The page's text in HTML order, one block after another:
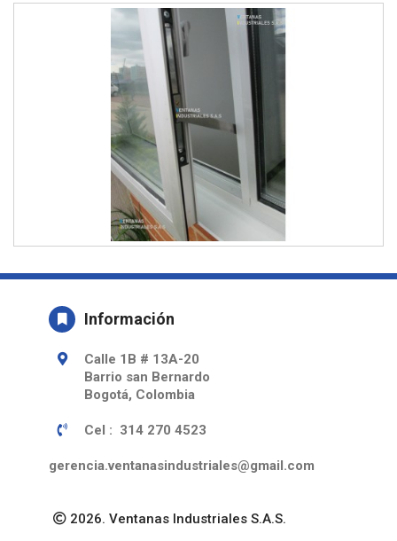
Información
Calle 1B # 13A-20
Barrio san Bernardo
Bogotá, Colombia
Cel : 314 270 4523
gerencia.ventanasindustriales@gmail.com
2026. Ventanas Industriales S.A.S.